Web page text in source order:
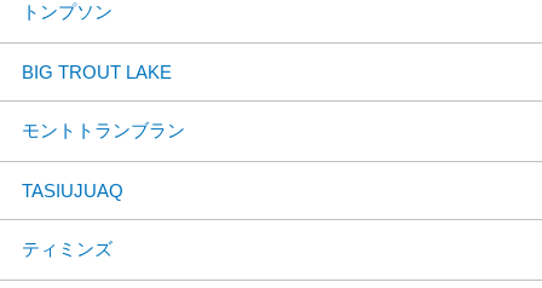
トンプソン
BIG TROUT LAKE
モントトランブラン
TASIUJUAQ
ティミンズ